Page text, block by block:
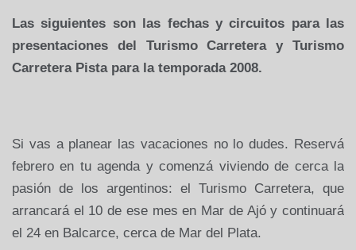
Las siguientes son las fechas y circuitos para las
presentaciones del Turismo Carretera y Turismo
Carretera Pista para la temporada 2008.
Si vas a planear las vacaciones no lo dudes. Reservá
febrero en tu agenda y comenzá viviendo de cerca la
pasión de los argentinos: el Turismo Carretera, que
arrancará el 10 de ese mes en Mar de Ajó y continuará
el 24 en Balcarce, cerca de Mar del Plata.